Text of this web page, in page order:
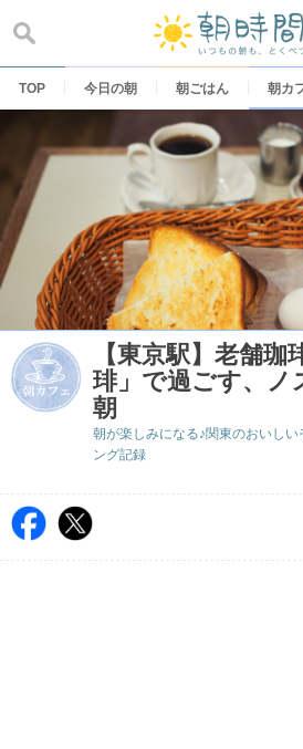
content
TOP 今日の朝 朝ごはん 朝カ
【東京駅】老舗
琲」で過ごす、ノ
朝
朝が楽しみになる♪関東のおいしい
ング記録